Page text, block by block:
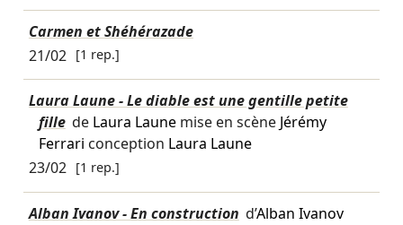
Carmen et Shéhérazade
21/02 [1 rep.]
Laura Laune - Le diable est une gentille petite
fille de Laura Launemise en scène Jérémy
Ferrari conception Laura Laune
23/02 [1 rep.]
Alban Ivanov - En construction d’Alban Ivanov